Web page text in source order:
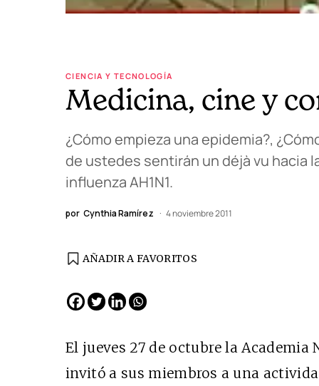
CIENCIA Y TECNOLOGÍA
Medicina, cine y
¿Cómo empieza una epidemia?,
de ustedes sentirán un déjà vu hacia
influenza AH1N1.
por Cynthia Ramírez 4 noviembre 2011
AÑADIR A FAVORITOS
El jueves 27 de octubre la Academia
invitó a sus miembros a una